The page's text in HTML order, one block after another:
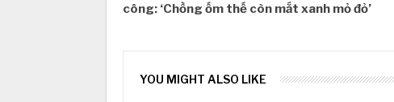
công: ‘Chồng ốm thế còn mắt xanh mỏ đỏ’
YOU MIGHT ALSO LIKE